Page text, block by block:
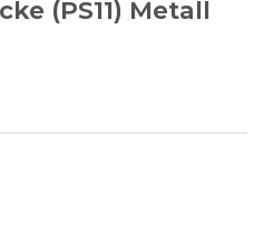
(PS11) Metall